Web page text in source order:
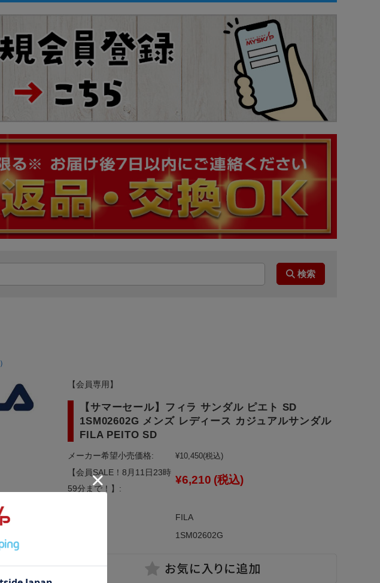
【会員専用】
【サマーセール】フィラ サンダル ピエト SD
1SM02602G メンズ レディース カジュアルサンダル
FILA PEITO SD
メーカー希望小売価格: ¥10,450(税込)
【会員SALE！8月11日23時
59分まで！】:
¥6,210 (税込)
FILA
1SM02602G